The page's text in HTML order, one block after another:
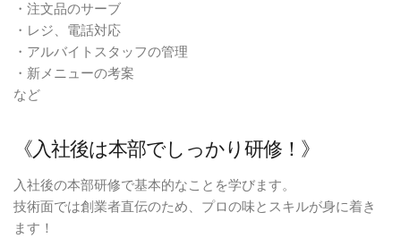
・注文品のサーブ
・レジ、電話対応
・アルバイトスタッフの管理
・新メニューの考案
など
《入社後は本部でしっかり研修！》
入社後の本部研修で基本的なことを学びます。
技術面では創業者直伝のため、プロの味とスキルが身に着き
ます！